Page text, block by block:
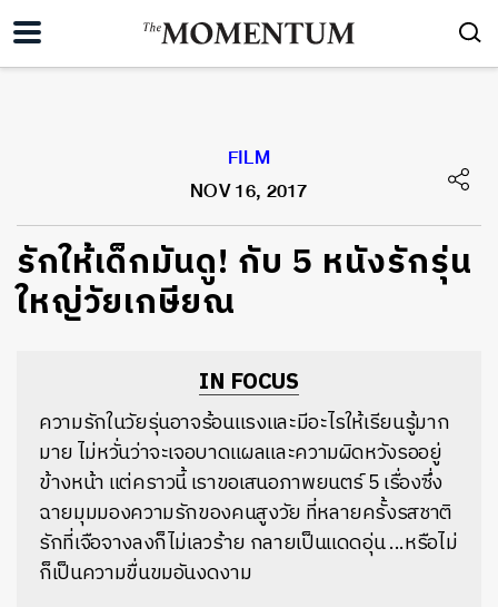
FILM
NOV 16, 2017
รักให้เด็กมันดู! กับ 5 หนังรักรุ่น
ใหญ่วัยเกษียณ
IN FOCUS
ความรักในวัยรุ่นอาจร้อนแรงและมีอะไรให้เรียนรู้มาก
มาย ไม่หวั่นว่าจะเจอบาดแผลและความผิดหวังรออยู่
ข้างหน้า แต่คราวนี้ เราขอเสนอภาพยนตร์ 5 เรื่องซึ่ง
ฉายมุมมองความรักของคนสูงวัย ที่หลายครั้งรสชาติ
รักที่เจือจางลงก็ไม่เลวร้าย กลายเป็นแดดอุ่น ...หรือไม่
ก็เป็นความขื่นขมอันงดงาม